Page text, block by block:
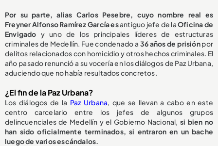
Por su parte, alias Carlos Pesebre, cuyo nombre real es
Freyner Alfonso Ramírez García esantiguo jefe de laOficina de
Envigado y uno de los principales líderes de estructuras
criminales de Medellín. Fue condenado a 36 años de prisiónpor
delitos relacionados con homicidio y otros hechos criminales. El
año pasado renunció a su vocería en los diálogos de Paz Urbana,
aduciendo que no había resultados concretos.
¿El fin de la Paz Urbana?
Los diálogos de la Paz Urbana, que se llevan a cabo en este
centro carcelario entre los jefes de algunos grupos
delincuenciales de Medellín y el Gobierno Nacional, si bien no
han sido oficialmente terminados, si entraron en un bache
luego de varios escándalos.